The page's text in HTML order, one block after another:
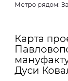
Метро рядом:
Карта
Дуси